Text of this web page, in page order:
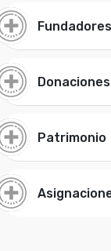
Fundadores
Patrimonio